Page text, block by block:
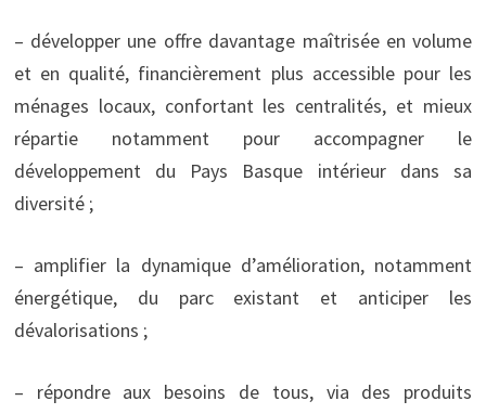
– développer une offre davantage maîtrisée en volume
et en qualité, financièrement plus accessible pour les
ménages locaux, confortant les centralités, et mieux
répartie notamment pour accompagner le
développement du Pays Basque intérieur dans sa
diversité ;
– amplifier la dynamique d’amélioration, notamment
énergétique, du parc existant et anticiper les
dévalorisations ;
– répondre aux besoins de tous, via des produits